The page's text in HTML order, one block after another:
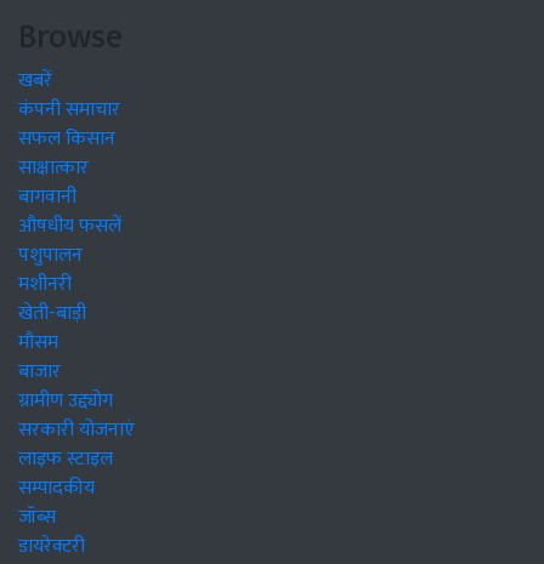
Browse
खबरें
कंपनी समाचार
सफल किसान
साक्षात्कार
बागवानी
औषधीय फसलें
पशुपालन
मशीनरी
खेती-बाड़ी
मौसम
बाजार
ग्रामीण उद्द्योग
सरकारी योजनाएं
लाइफ स्टाइल
सम्पादकीय
जॉब्स
डायरेक्टरी